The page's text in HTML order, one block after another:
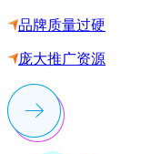
品牌质量过硬
庞大推广资源